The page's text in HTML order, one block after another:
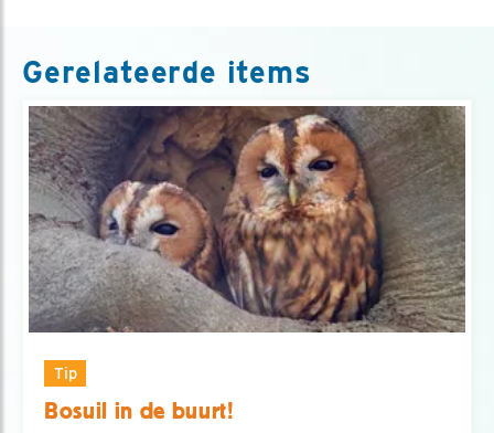
Gerelateerde items
Tip
Bosuil in de buurt!